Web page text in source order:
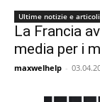
Ultime notizie e articoli
La Francia
media per i
maxwelhelp -